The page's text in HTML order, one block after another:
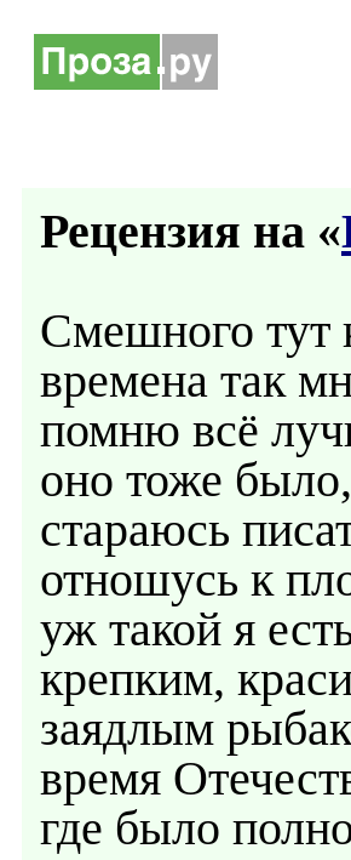
Рецензия на «
Смешного тут
времена так
помню всё
оно тоже
стараюсь
отношусь к
уж такой я
крепким,
заядлым
время
где было